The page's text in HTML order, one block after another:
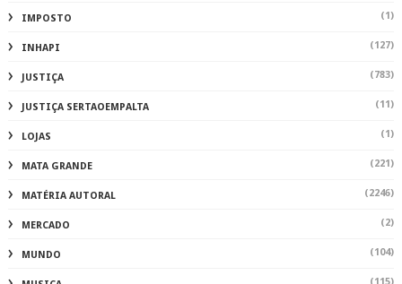
IMPOSTO (1)
INHAPI (127)
JUSTIÇA (783)
JUSTIÇA SERTAOEMPALTA (11)
LOJAS (1)
MATA GRANDE (221)
MATÉRIA AUTORAL (2246)
MERCADO (2)
MUNDO (104)